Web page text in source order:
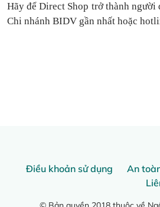
Hãy để Direct Shop trở thành
Chi nhánh BIDV gần nhất hoặc
Điều khoản sử dụng An